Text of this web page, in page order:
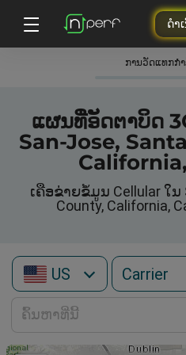
ດຳ
ການວັດແທກກໍ
ແຜນທີ່ອັດຕາບິດ
San-Jose,
ເຄືອຂ່າຍຂໍ້ມູນ Cellular ໃນ
County, California,
US